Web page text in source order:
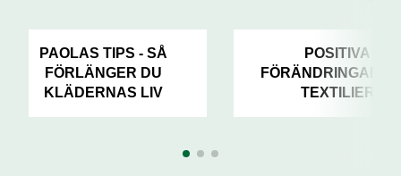
PAOLAS TIPS - SÅ
FÖRLÄNGER DU
KLÄDERNAS LIV
POSITIVA
FÖRÄNDRINGAR
TEXTILIER